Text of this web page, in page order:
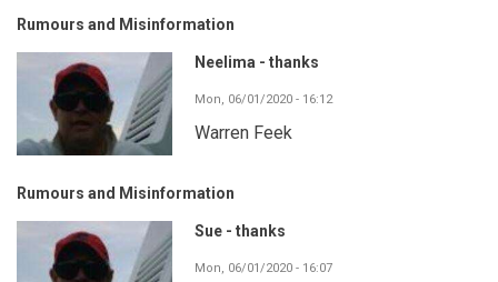
Rumours and Misinformation
Neelima - thanks
Mon, 06/01/2020 - 16:12
Warren Feek
Rumours and Misinformation
Sue - thanks
Mon, 06/01/2020 - 16:07